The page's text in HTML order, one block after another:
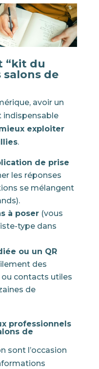
“kit du
de
avoir un
exploiter
.
de prise
les réponses
se mélangent
à poser(vous
type dans
ou un QR
des
contacts utiles
de
professionnels
de
sont l’occasion